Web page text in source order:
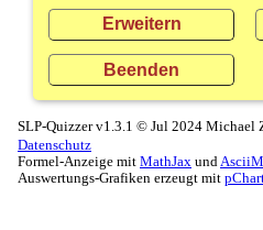
Erweitern
Beenden
SLP-Quizzer v1.3.1 © Jul 2024 Michael
Datenschutz
Formel-Anzeige mit MathJax und
Auswertungs-Grafiken erzeugt mit